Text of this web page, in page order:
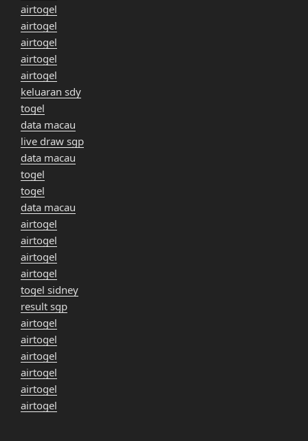
airtogel
airtogel
airtogel
airtogel
airtogel
keluaran sdy
togel
data macau
live draw sgp
data macau
togel
togel
data macau
airtogel
airtogel
airtogel
airtogel
togel sidney
result sgp
airtogel
airtogel
airtogel
airtogel
airtogel
airtogel